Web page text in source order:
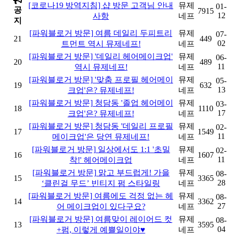
공
지
[코로나19 방역지침] 샵 방문 고객님 안내
사항
뮤제
네프
7915
01-
12
21
[파워블로거 방문] 여름 데일리 두피트리
트먼트 역시 뮤제네프!
뮤제
네프
449
07-
02
20
[파워블로거 방문] '데일리 헤어메이크업'
역시 뮤제네프!
뮤제
네프
489
06-
11
19
[파워블로거 방문] '맞춤 프로필 헤어메이
크업'은? 뮤제네프!
뮤제
네프
632
05-
13
18
[파워블로거 방문] 청담동 '졸업 헤어메이
크업'은? 뮤제네프!
뮤제
네프
1110
03-
17
17
[파워블로거 방문] 청담동 '데일리 프로필
메이크업'은 당연 뮤제네프!
뮤제
네프
1549
02-
11
16
[파워블로거 방문] 일상에서도 1:1 '초밀
착!' 헤어메이크업
뮤제
네프
1607
02-
11
15
[파워블로거 방문] 맑고 부드럽게! 가을
‘클린걸 무드’ 빈티지 펌 스타일링
뮤제
네프
3365
08-
28
14
[파워블로거 방문] 여름에도 걱정 없는 헤
어 메이크업이 있다구요?
뮤제
네프
3362
08-
27
13
[파워블로거 방문] 여름맞이 레이어드 컷
+펌, 이렇게 예쁠일이야♥
뮤제
네프
3595
08-
04